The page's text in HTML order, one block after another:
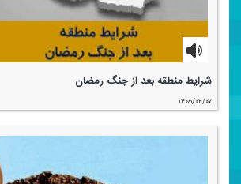
شرایط منطقه بعد از جنگ رمضان
۱۴۰۵/۰۲/۰۷